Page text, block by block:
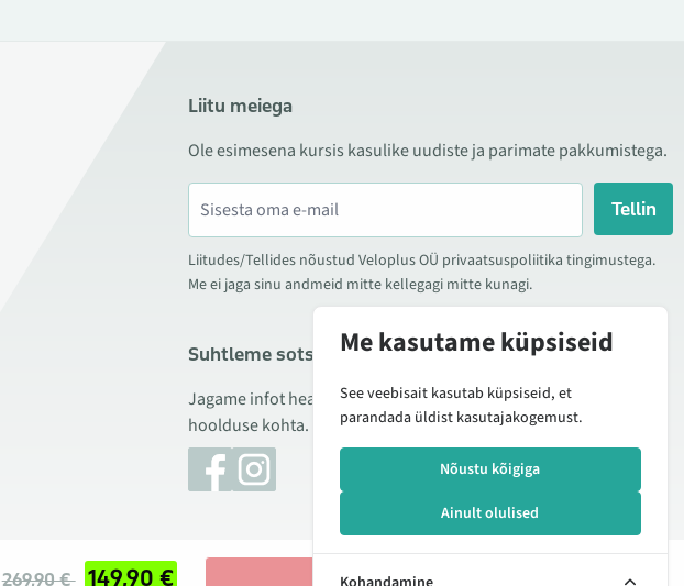
269,90 € 149,90 €
Liitu meiega
Ole esimesena kursis kasulike uudiste ja parimate pakkumistega.
Tellin
Liitudes/Tellides nõustud Veloplus OÜ privaatsuspoliitika tingimustega.
Me ei jaga sinu andmeid mitte kellegagi mitte kunagi.
Suhtleme sotsiaalmeedias
Jagame infot hea hinna kampaaniate, uute toodete ning
hoolduse kohta. Mõnikord teeme ka tooteülevaateid.
Me kasutame küpsiseid
See veebisait kasutab küpsiseid, et
parandada üldist kasutajakogemust.
Nõustu kõigiga
Ainult olulised